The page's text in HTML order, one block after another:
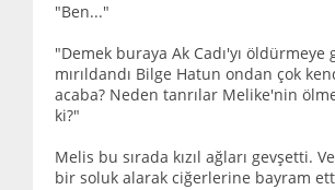
"Ben..."
"Demek buraya Ak Cadı'yı öldürmeye
mırıldandı Bilge Hatun ondan çok
acaba? Neden tanrılar Melike'nin
ki?"
Melis bu sırada kızıl ağları gevşetti.
bir soluk alarak ciğerlerine bayram